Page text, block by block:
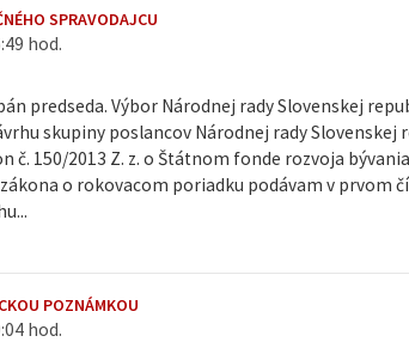
SPRAVODAJCU
hod.
predseda. Výbor Národnej rady Slovenskej
skupiny poslancov Národnej rady
č. 150/2013 Z. z. o Štátnom fonde rozvoja
zákona o rokovacom poriadku podávam v prvom
POZNÁMKOU
hod.